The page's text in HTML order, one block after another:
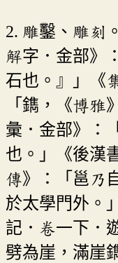
2. 雕鑿、雕刻
解字．金部
石也。』」《
「鐫，《博雅
彙．金部》：
也。」《後漢
傳》：「邕乃
於太學門外。
記．卷一下．
劈為崖，滿崖